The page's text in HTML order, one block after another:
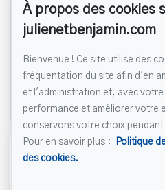
familiale
pi
SS1 Rangement
SS1 Rangement 4.3x10
SS1 Autre
pi
Référence :
À propos des cookies
julienetbenjamin.com
Bienvenue ! Ce site utilise des
fréquentation du site afin d'en
et l'administration et, avec
performance et améliorer votre
conservons votre choix pendant
Pour en savoir plus :
Politique
des cookies.